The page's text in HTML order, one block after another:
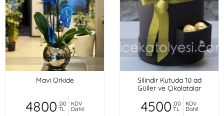
Mavi Orkide
4800 ,00
TL
KDV
Dahil
Silindir Kutuda 10 ad
Güller ve Çikolatalar
4500 ,00
TL
KDV
Dahil